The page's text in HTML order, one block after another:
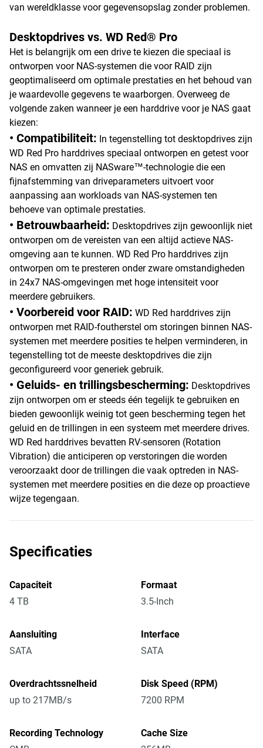
van wereldklasse voor gegevensopslag zonder problemen.
Desktopdrives vs. WD Red® Pro
Het is belangrijk om een drive te kiezen die speciaal is
ontworpen voor NAS-systemen die voor RAID zijn
geoptimaliseerd om optimale prestaties en het behoud van
je waardevolle gegevens te waarborgen. Overweeg de
volgende zaken wanneer je een harddrive voor je NAS gaat
kiezen:
• Compatibiliteit: In tegenstelling tot desktopdrives zijn
WD Red Pro harddrives speciaal ontworpen en getest voor
NAS en omvatten zij NASware™-technologie die een
fijnafstemming van driveparameters uitvoert voor
aanpassing aan workloads van NAS-systemen ten
behoeve van optimale prestaties.
• Betrouwbaarheid: Desktopdrives zijn gewoonlijk niet
ontworpen om de vereisten van een altijd actieve NAS-
omgeving aan te kunnen. WD Red Pro harddrives zijn
ontworpen om te presteren onder zware omstandigheden
in 24x7 NAS-omgevingen met hoge intensiteit voor
meerdere gebruikers.
• Voorbereid voor RAID: WD Red harddrives zijn
ontworpen met RAID-foutherstel om storingen binnen NAS-
systemen met meerdere posities te helpen verminderen, in
tegenstelling tot de meeste desktopdrives die zijn
geconfigureerd voor generiek gebruik.
• Geluids- en trillingsbescherming: Desktopdrives
zijn ontworpen om er steeds één tegelijk te gebruiken en
bieden gewoonlijk weinig tot geen bescherming tegen het
geluid en de trillingen in een systeem met meerdere drives.
WD Red harddrives bevatten RV-sensoren (Rotation
Vibration) die anticiperen op verstoringen die worden
veroorzaakt door de trillingen die vaak optreden in NAS-
systemen met meerdere posities en die deze op proactieve
wijze tegengaan.
Specificaties
Capaciteit
4 TB
Formaat
3.5-Inch
Aansluiting
SATA
Interface
SATA
Overdrachtssnelheid
up to 217MB/s
Disk Speed (RPM)
7200 RPM
Recording Technology
Cache Size